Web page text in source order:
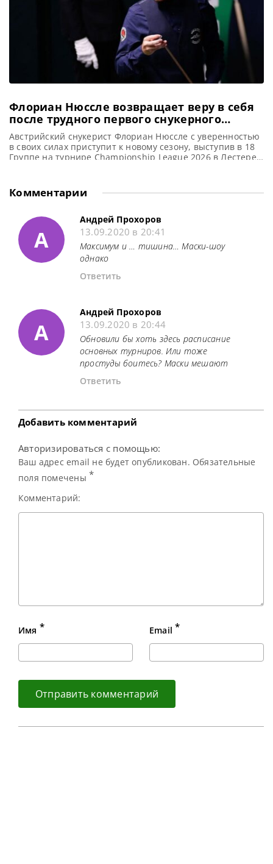
Флориан Нюссле возвращает веру в себя
после трудного первого снукерного
сезона
Австрийский снукерист Флориан Нюссле с уверенностью
в своих силах приступит к новому сезону, выступив в 18
Группе на турнире Championship League 2026 в Лестере,
Но он полон решимости использовать полученный опыт
для улучшения своей снукерной карьеры в предстоящем
Комментарии
А
Андрей Прохоров
13.09.2020 в 20:41
Максимум и … тишина… Маски-шоу
однако
Ответить
А
Андрей Прохоров
13.09.2020 в 20:44
Обновили бы хоть здесь расписание
основных турниров. Или тоже
простуды боитесь? Маски мешают
Ответить
Добавить комментарий
Авторизироваться с помощью:
Ваш адрес email не будет опубликован. Обязательные
поля помечены *
Комментарий:
Имя * Email *